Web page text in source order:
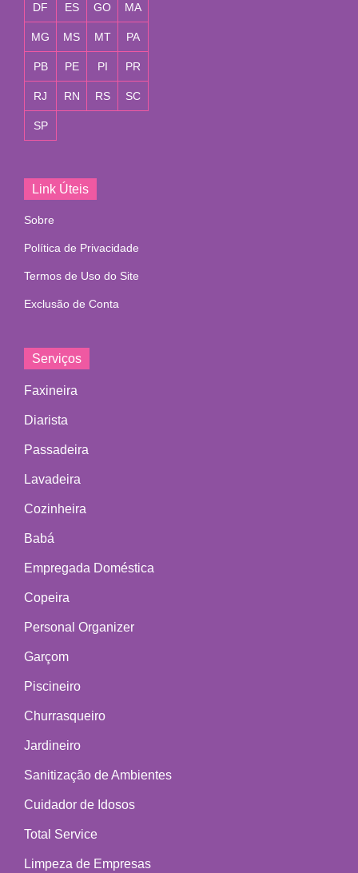
DF ES GO MA
MG MS MT PA
PB PE PI PR
RJ RN RS SC
SP
Link Úteis
Sobre
Política de Privacidade
Termos de Uso do Site
Exclusão de Conta
Serviços
Faxineira
Diarista
Passadeira
Lavadeira
Cozinheira
Babá
Empregada Doméstica
Copeira
Personal Organizer
Garçom
Piscineiro
Churrasqueiro
Jardineiro
Sanitização de Ambientes
Cuidador de Idosos
Total Service
Limpeza de Empresas